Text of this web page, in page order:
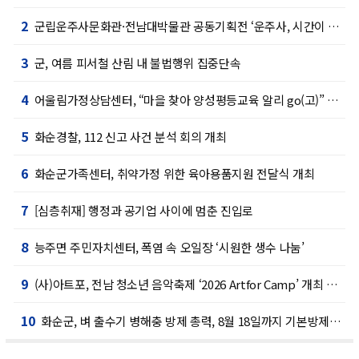
2 군립운주사문화관·전남대박물관 공동기획전 ‘운주사, 시간이 잠시 머문 자리’ 개최
3 군, 여름 피서철 산림 내 불법행위 집중단속
4 어울림가정상담센터, “마을 찾아 양성평등교육 알리 go(고)” 프로그램 성료
5 화순경찰, 112 신고 사건 분석 회의 개최
6 화순군가족센터, 취약가정 위한 육아용품지원 전달식 개최
7 [심층취재] 행정과 공기업 사이에 멈춘 진입로
8 능주면 주민자치센터, 폭염 속 오일장 ‘시원한 생수 나눔’
9 (사)아트포, 전남 청소년 음악축제 ‘2026 Artfor Camp’ 개최 예정
10 화순군, 벼 출수기 병해충 방제 총력, 8월 18일까지 기본방제 기간 운영